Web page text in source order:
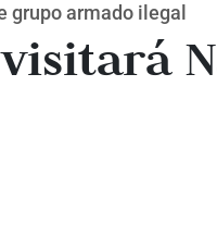
grupo armado ilegal